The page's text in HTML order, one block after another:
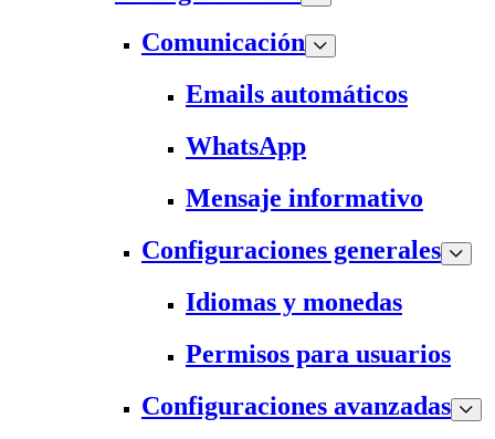
Comunicación
Emails automáticos
WhatsApp
Mensaje informativo
Configuraciones generales
Idiomas y monedas
Permisos para usuarios
Configuraciones avanzadas